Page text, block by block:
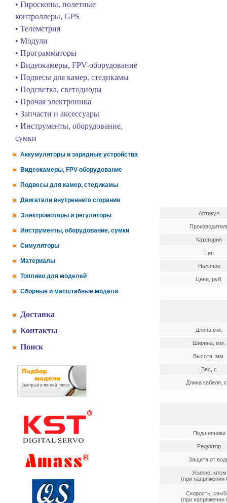
• Гироскопы, полетные
контроллеры, GPS
• Телеметрия
• Модули
• Программаторы
• Видеокамеры, FPV-оборудование
• Подвесы для камер, стедикамы
• Подсветка, светодиоды
• Прочая электроника
• Запчасти и аксессуары
• Инструменты, оборудование,
сумки
Аккумуляторы и зарядные устройства
Видеокамеры, FPV-оборудование
Подвесы для камер, стедикамы
Двигатели внутреннего сгорания
Электромоторы и регуляторы
Инструменты, оборудование, сумки
Симуляторы
Материалы
Топливо для моделей
Сборные и масштабные модели
Доставка
Контакты
Поиск
Артикул
Категория
Тип
Наличие
Цена, руб.
Длина мм.
Ширина, мм.
Высота, мм.
Вес, г.
Длина кабеля,
Подшипники
Редуктор
Защита от
Усилие, кг/см
(при напряжении
Скорость, сек/
(при напряжении